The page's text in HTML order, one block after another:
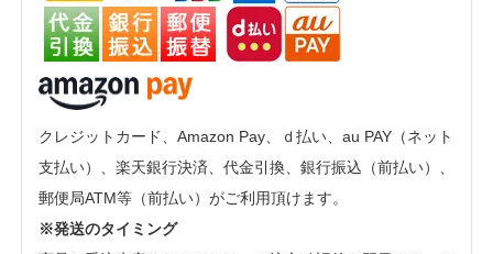
クレジットカード、Amazon Pay、ｄ払い、au PAY（ネット
支払い）、楽天銀行決済、代金引換、銀行振込（前払い）、
郵便局ATM等（前払い）がご利用頂けます。
※発送のタイミング